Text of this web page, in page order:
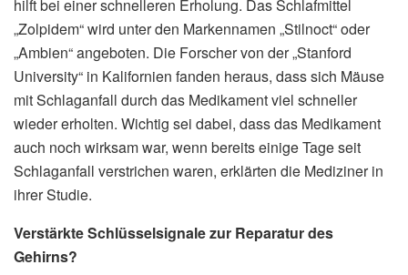
hilft bei einer schnelleren Erholung. Das Schlafmittel
„Zolpidem“ wird unter den Markennamen „Stilnoct“ oder
„Ambien“ angeboten. Die Forscher von der „Stanford
University“ in Kalifornien fanden heraus, dass sich Mäuse
mit Schlaganfall durch das Medikament viel schneller
wieder erholten. Wichtig sei dabei, dass das Medikament
auch noch wirksam war, wenn bereits einige Tage seit
Schlaganfall verstrichen waren, erklärten die Mediziner in
ihrer Studie.
Verstärkte Schlüsselsignale zur Reparatur des
Gehirns?